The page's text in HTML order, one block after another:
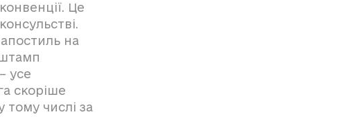
Це
на
усе
скоріше
тому числі за